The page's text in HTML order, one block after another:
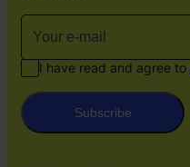
I have read and agree to
Subscribe